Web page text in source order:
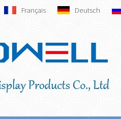
Français Deutsch